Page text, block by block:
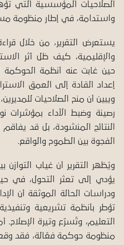
الصلاحيات المؤسسية التي
واستدامة، في إطار منظومة
يستعرض التقرير، من خلال
والإقليمية، كيف ظل أثر
حين غابت عنه أنظمة الحوكمة
إعداد القادة إلى العمق
ويبين أن منح الصلاحيات
رصينة وضبط الأداء بمؤشرات
النتائج المنشودة، بل قد يفاقم
الفجوة بين الطموح والواقع.
ويُظهر التقرير أن غياب التوازن
يؤدي إلى تعثر التحول، في
ودراسات الحالة الموثقة أن
تؤطر بأنظمة تشريعية
التعليم، وتُسرّع وتيرة الإصلاح.
منظومة حوكمة فعّالة، فقد